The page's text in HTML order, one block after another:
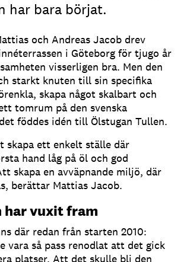
har bara börjat.
och Andreas Jacob drev
i Göteborg för tjugo år
visserligen bra. Men den
starkt knuten till sin specifika
skapa något skalbart och
tomrum på den svenska
föddes idén till Ölstugan Tullen.
skapa ett enkelt ställe där
hand låg på öl och god
skapa en avväpnande miljö, där
berättar Mattias Jacob.
har vuxit fram
där redan från starten 2010:
vara så pass renodlat att det gick
platser. Att det skulle bli den